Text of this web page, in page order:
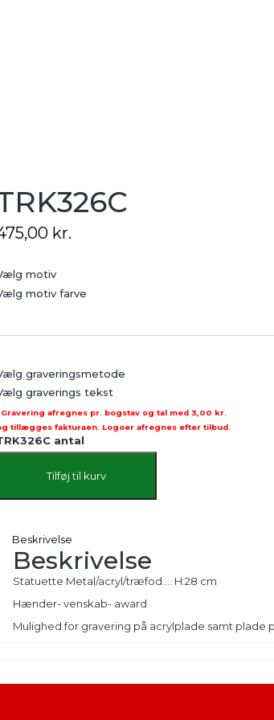
kr.
motiv
motiv farve
graveringsmetode
graverings tekst
Gravering afregnes pr. bogstav og tal med 3,00 kr.
tillægges fakturaen. Logoer afregnes efter tilbud.
antal
Tilføj til kurv
Beskrivelse
Beskrivelse
Statuette Metal/acryl/træfod…. H:28 cm
Hænder- venskab- award
Mulighed for gravering på acrylplade samt plade